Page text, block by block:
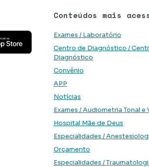
Conteúdos mais
Exames / Laboratório
Centro de Diagnóstico /
Diagnóstico
Convênio
APP
Notícias
Exames / Audiometria Tonal e
Hospital Mãe de Deus
Especialidades /
Orçamento
Especialidades /
Play Storena App Store